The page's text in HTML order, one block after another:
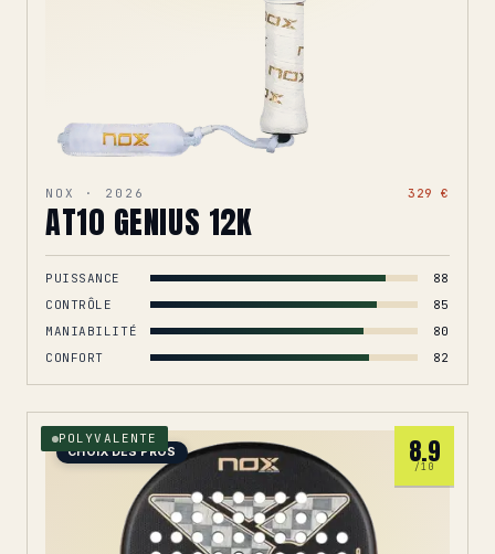
NOX · 2026 329 €
AT10 GENIUS 12K
PUISSANCE
88
CONTRÔLE
85
MANIABILITÉ
80
CONFORT
82
CHOIX DES PROS
POLYVALENTE 8.9
/10